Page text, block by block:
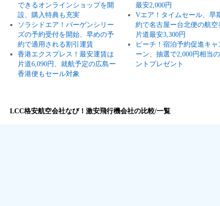
できるオンラインショップを開
設、購入特典も充実
ソラシドエア！バーゲンシリー
ズの予約受付を開始、早めの予
約で適用される割引運賃
香港エクスプレス！最安運賃は
片道6,090円、就航予定の広島ー
香港便もセール対象
最安2,000円
Vエア！タイムセール、早
約で名古屋ー台北便の航空
片道最安3,300円
ピーチ！宿泊予約促進キャ
ーン、抽選で2,000円相当
ントプレゼント
LCC格安航空会社なび！激安飛行機会社の比較/一覧